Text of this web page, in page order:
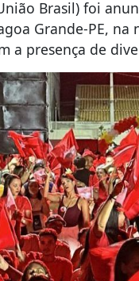
Brasil) foi
Grande-PE,
a presença de